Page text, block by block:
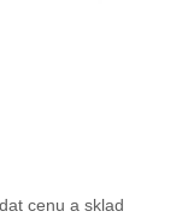
cenu a sklad